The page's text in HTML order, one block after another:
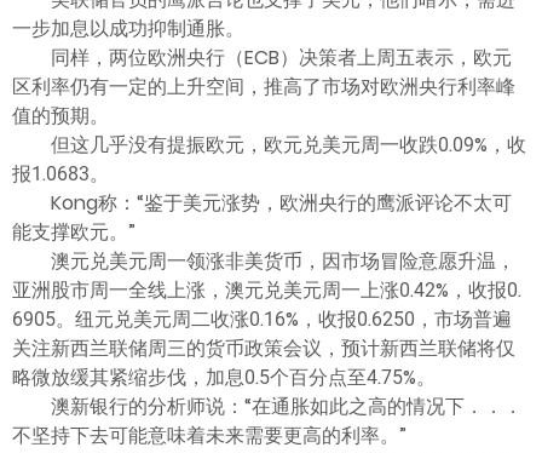
一步加息以成功抑制通胀。
同样，两位欧洲央行（ECB）决策者上周五表示，欧元
区利率仍有一定的上升空间，推高了市场对欧洲央行利率峰
值的预期。
但这几乎没有提振欧元，欧元兑美元周一收跌0.09%，收
报1.0683。
Kong称：“鉴于美元涨势，欧洲央行的鹰派评论不太可
能支撑欧元。”
澳元兑美元周一领涨非美货币，因市场冒险意愿升温，
亚洲股市周一全线上涨，澳元兑美元周一上涨0.42%，收报0.
6905。纽元兑美元周二收涨0.16%，收报0.6250，市场普遍
关注新西兰联储周三的货币政策会议，预计新西兰联储将仅
略微放缓其紧缩步伐，加息0.5个百分点至4.75%。
澳新银行的分析师说：“在通胀如此之高的情况下．．．
不坚持下去可能意味着未来需要更高的利率。”